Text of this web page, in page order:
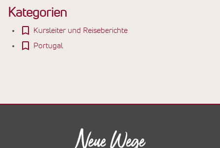
Kategorien
Kursleiter und Reiseberichte
Portugal